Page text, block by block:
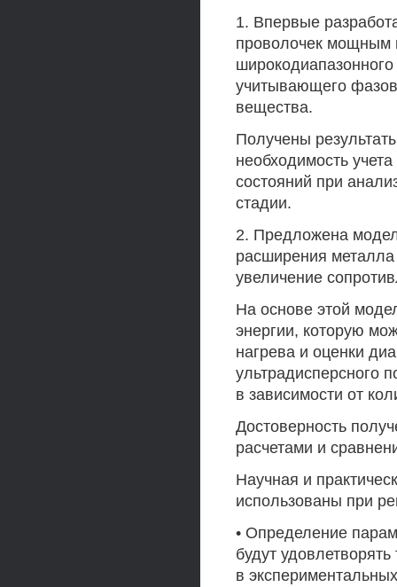
1. Впервые
проволочек мощным
учитывающего
вещества.
Получены
необходимость
состояний при
стадии.
2. Предложена
расширения металла
увеличение
На основе этой
энергии, которую
нагрева и оценки
ультрадисперсного
в зависимости от
Достоверность
расчетами и
Научная и
использованы при
• Определение
будут
в